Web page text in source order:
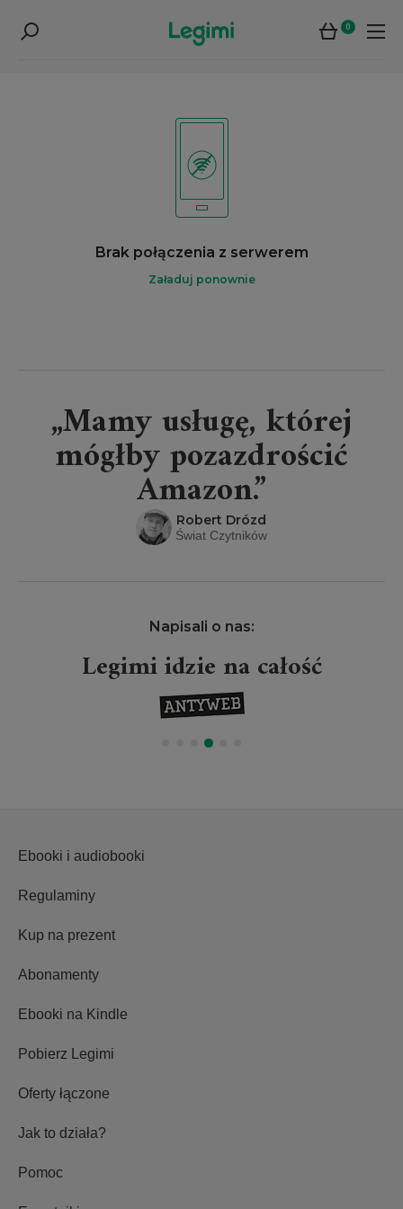
0
Brak połączenia z serwerem
Załaduj ponownie
„Mamy usługę, której
mógłby pozazdrościć
Amazon.”
Robert Drózd
Świat Czytników
Napisali o nas:
Legimi idzie na całość
Ebooki i audiobooki
Regulaminy
Kup na prezent
Abonamenty
Ebooki na Kindle
Pobierz Legimi
Oferty łączone
Jak to działa?
Pomoc